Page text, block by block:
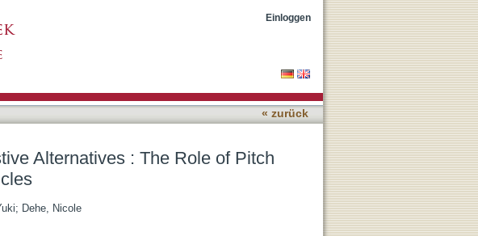
Pitch Accent Type and AdditiveEinloggen
« zurück
Alternatives : The Role of Pitch
; Dehe, Nicole